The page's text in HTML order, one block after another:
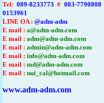
Tel: 089-8233773 # 083-7790808
0153961
LINE OA : @adm-adm
E mail : a@adm-adm.com
E mail : adm@adm-adm.com
E mail : admin@adm-adm.com
E mail : info@adm-adm.com
E mail : md@adm-adm.com
E mail : nui_cal@hotmail.com
www.adm-adm.com